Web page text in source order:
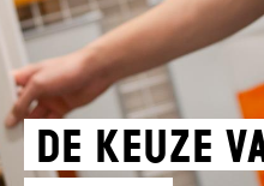
De keuze